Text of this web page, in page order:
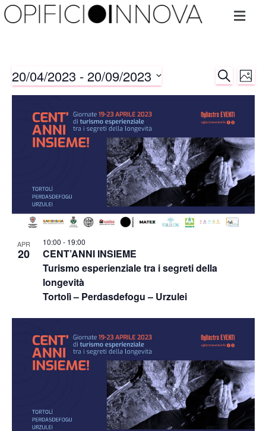
Eventi
e
viste
CERCA
FOTO
20/04/2023 - 20/09/2023
APR
20
10:00 - 19:00
CENT’ANNI INSIEME
Turismo esperienziale tra i segreti della
longevità
Tortolì – Perdasdefogu – Urzulei